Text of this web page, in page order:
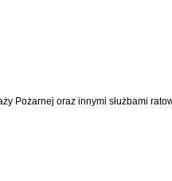
Pożarnej oraz innymi służbami